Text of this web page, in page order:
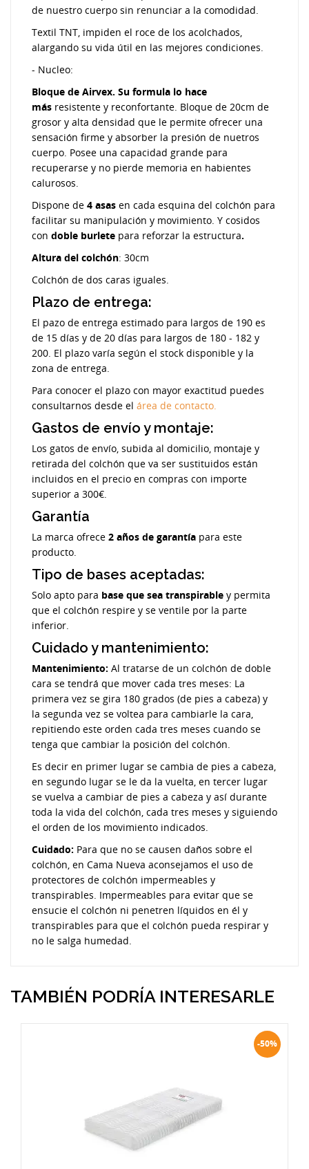
de nuestro cuerpo sin renunciar a la comodidad.
Textil TNT, impiden el roce de los acolchados,
alargando su vida útil en las mejores condiciones.
- Nucleo:
Bloque de Airvex. Su formula lo hace
más resistente y reconfortante. Bloque de 20cm de
grosor y alta densidad que le permite ofrecer una
sensación firme y absorber la presión de nuetros
cuerpo. Posee una capacidad grande para
recuperarse y no pierde memoria en habientes
calurosos.
Dispone de 4 asas en cada esquina del colchón para
facilitar su manipulación y movimiento. Y cosidos
con doble burlete para reforzar la estructura.
Altura del colchón: 30cm
Colchón de dos caras iguales.
Plazo de entrega:
El pazo de entrega estimado para largos de 190 es
de 15 días y de 20 días para largos de 180 - 182 y
200. El plazo varía según el stock disponible y la
zona de entrega.
Para conocer el plazo con mayor exactitud puedes
consultarnos desde el área de contacto.
Gastos de envío y montaje:
Los gatos de envío, subida al domicilio, montaje y
retirada del colchón que va ser sustituidos están
incluidos en el precio en compras con importe
superior a 300€.
Garantía
La marca ofrece 2 años de garantía para este
producto.
Tipo de bases aceptadas:
Solo apto para base que sea transpirable y permita
que el colchón respire y se ventile por la parte
inferior.
Cuidado y mantenimiento:
Mantenimiento: Al tratarse de un colchón de doble
cara se tendrá que mover cada tres meses: La
primera vez se gira 180 grados (de pies a cabeza) y
la segunda vez se voltea para cambiarle la cara,
repitiendo este orden cada tres meses cuando se
tenga que cambiar la posición del colchón.
Es decir en primer lugar se cambia de pies a cabeza,
en segundo lugar se le da la vuelta, en tercer lugar
se vuelva a cambiar de pies a cabeza y así durante
toda la vida del colchón, cada tres meses y siguiendo
el orden de los movimiento indicados.
Cuidado: Para que no se causen daños sobre el
colchón, en Cama Nueva aconsejamos el uso de
protectores de colchón impermeables y
transpirables. Impermeables para evitar que se
ensucie el colchón ni penetren líquidos en él y
transpirables para que el colchón pueda respirar y
no le salga humedad.
TAMBIÉN PODRÍA INTERESARLE
-50%